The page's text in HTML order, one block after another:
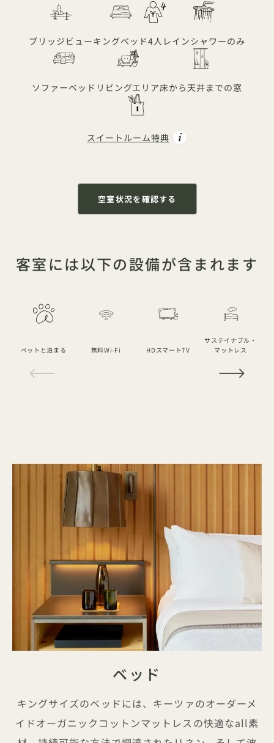
ブリッジビューキングベッド4人 レインシャワーのみ
ソファーベッド リビングエリア床から天井までの窓
スイートルーム特典
空室状況を確認する
客室には以下の設備が含まれます
ペットと泊まる 無料Wi-Fi HDスマートTV
サステイナブル・
マットレス
ベッド
キングサイズのベッドには、キーツァのオーダーメ
イドオーガニックコットンマットレスの快適なall素